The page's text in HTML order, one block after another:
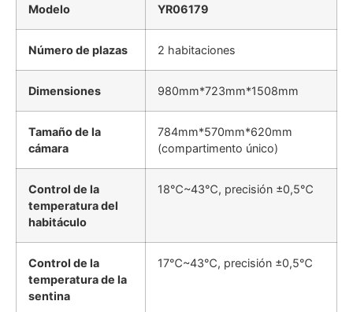
Modelo YR06179
Número de plazas 2 habitaciones
Dimensiones 980mm*723mm*1508mm
Tamaño de la
cámara
784mm*570mm*620mm
(compartimento único)
Control de la
temperatura del
habitáculo
18℃~43℃, precisión ±0,5℃
Control de la
temperatura de la
sentina
17℃~43℃, precisión ±0,5℃